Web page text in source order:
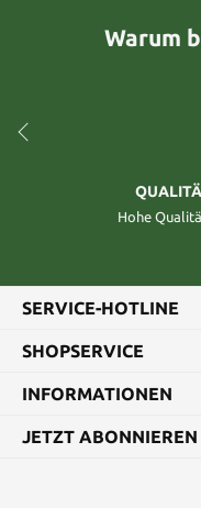
Warum
Hohe
SERVICE-HOTLINE
SHOPSERVICE
INFORMATIONEN
JETZT ABONNIEREN